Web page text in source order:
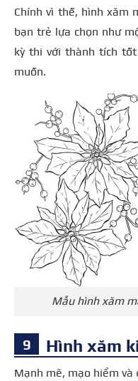
Chính vì thế, hình xăm
bạn trẻ lựa chọn như
kỳ thi với thành tích
muốn.
Mẫu hình xăm
Hình xăm
Mạnh mẽ, mạo hiểm